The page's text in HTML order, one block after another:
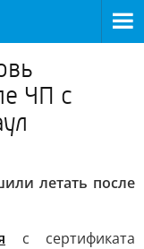
ЧП с
летать после
с сертификата